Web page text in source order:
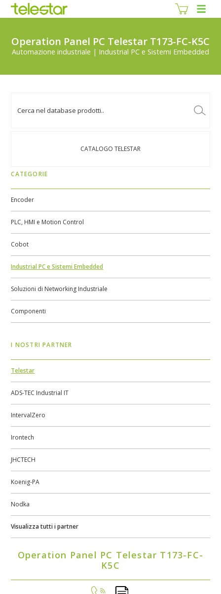
Operation Panel PC Telestar T173-FC-K5C
Automazione industriale | Industrial PC e Sistemi Embedded
CATALOGO TELESTAR
CATEGORIE
Encoder
PLC, HMI e Motion Control
Cobot
Industrial PC e Sistemi Embedded
Soluzioni di Networking Industriale
Componenti
I NOSTRI PARTNER
Telestar
ADS-TEC Industrial IT
IntervalZero
Irontech
JHCTECH
Koenig-PA
Nodka
Visualizza tutti i partner
Operation Panel PC Telestar T173-FC-
K5C